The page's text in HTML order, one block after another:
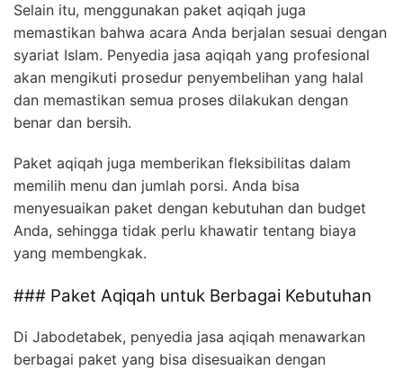
Selain itu, menggunakan paket aqiqah juga
memastikan bahwa acara Anda berjalan sesuai dengan
syariat Islam. Penyedia jasa aqiqah yang profesional
akan mengikuti prosedur penyembelihan yang halal
dan memastikan semua proses dilakukan dengan
benar dan bersih.
Paket aqiqah juga memberikan fleksibilitas dalam
memilih menu dan jumlah porsi. Anda bisa
menyesuaikan paket dengan kebutuhan dan budget
Anda, sehingga tidak perlu khawatir tentang biaya
yang membengkak.
### Paket Aqiqah untuk Berbagai Kebutuhan
Di Jabodetabek, penyedia jasa aqiqah menawarkan
berbagai paket yang bisa disesuaikan dengan